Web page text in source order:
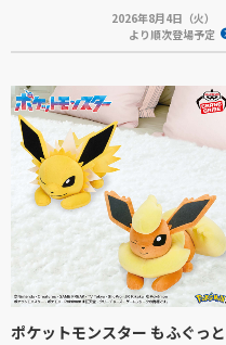
2026年8月4日（火）
より順次登場予定
ポケットモンスター もふぐっと